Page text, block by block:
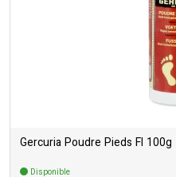
Gercuria Poudre Pieds Fl 100g
Disponible